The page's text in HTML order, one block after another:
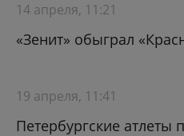
14 апреля, 11:21
«Зенит» обыграл
19 апреля, 11:41
Петербургские атлеты